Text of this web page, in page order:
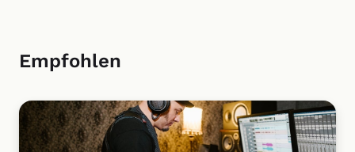
Empfohlen